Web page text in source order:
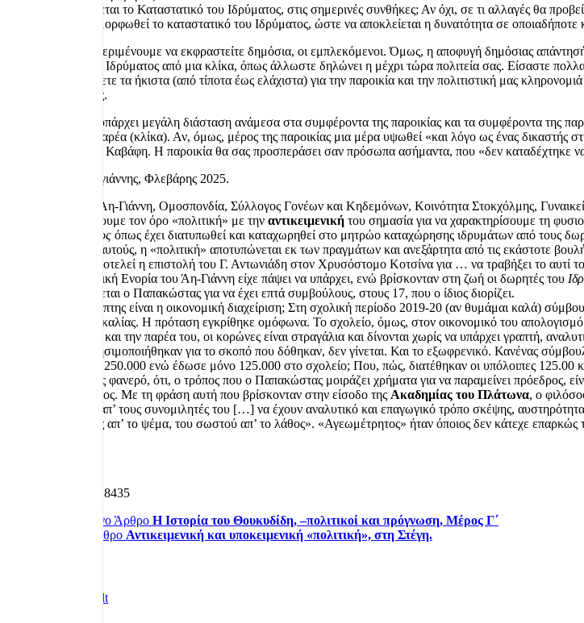
Ανταποκρίνεται το Καταστατικό του Ιδρύματος, στις σημερινές συνθήκες; Αν όχι, σε τι αλλαγές θα
Πως θα διαμορφωθεί το καταστατικό του Ιδρύματος, ώστε να αποκλείεται η δυνατότητα σε οποιαδήποτε
Είναι αφέλεια να περιμένουμε να εκφραστείτε δημόσια, οι εμπλεκόμενοι. Όμως, η αποφυγή δημόσιας
εκμετάλλευση του Ιδρύματος από μια κλίκα, όπως άλλωστε δηλώνει η μέχρι τώρα πολιτεία σας. Είσαστε
σας προβολή. Κάνετε τα ήκιστα (από τίποτα έως ελάχιστα) για την παροικία και την πολιτιστική μας
ιδιοτελείς σκοπούς.
Είναι φανερό, ότι υπάρχει μεγάλη διάσταση ανάμεσα στα συμφέροντα της παροικίας και τα συμφέροντα της
την οποιαδήποτε παρέα (κλίκα). Αν, όμως, μέρος της παροικίας μια μέρα υψωθεί «και λόγο ως ένας
του Οροφέρνη του Καβάφη. Η παροικία θα σας προσπεράσει σαν πρόσωπα ασήμαντα, που «δεν καταδέχτηκε
Παναγιώτης Καλογιάννης, Φλεβάρης 2025.
Ενορία του Άη-Γιάννη, Ομοσπονδία, Σύλλογος Γονέων και Κηδεμόνων, Κοινότητα Στοκχόλμης,
Όταν εκλάβουμε τον όρο «πολιτική» με την αντικειμενική του σημασία για να χαρακτηρίσουμε τη
Ιδρύματος όπως έχει διατυπωθεί και καταχωρηθεί στο μητρώο καταχώρησης ιδρυμάτων από τους
τους όρους αυτούς, η «πολιτική» αποτυπώνεται εκ των πραγμάτων και ανεξάρτητα από τις εκάστοτε
Εξαίρεση αποτελεί η επιστολή του Γ. Αντωνιάδη στον Χρυσόστομο Κοτσίνα για … να τραβήξει το αυτί
Η θρησκευτική Ενορία του Άη-Γιάννη είχε πάψει να υπάρχει, ενώ βρίσκονταν στη ζωή οι δωρητές του
εκμεταλλεύεται ο Παπακώστας για να έχει επτά συμβούλους, στους 17, που ο ίδιος διορίζει.
Πόσο καθρέπτης είναι η οικονομική διαχείριση; Στη σχολική περίοδο 2019-20 (αν θυμάμαι καλά)
έξοδα διδασκαλίας. Η πρόταση εγκρίθηκε ομόφωνα. Το σχολείο, όμως, στον οικονομικό του
Παπακώστα και την παρέα του, οι κορώνες είναι στραγάλια και δίνονται χωρίς να υπάρχει γραπτή,
χρήματα χρησιμοποιήθηκαν για το σκοπό που δόθηκαν, δεν γίνεται. Και το εξωφρενικό. Κανένας
εγκρίθηκαν, 250.000 ενώ έδωσε μόνο 125.000 στο σχολείο; Που, πώς, διατέθηκαν οι υπόλοιπες 125.00
Γίνεται όμως φανερό, ότι, ο τρόπος που ο Παπακώστας μοιράζει χρήματα για να παραμείνει πρόεδρος,
Αγεωμέτρητος. Με τη φράση αυτή που βρίσκονταν στην είσοδο της Ακαδημίας του Πλάτωνα, ο
«απαιτείται απ’ τους συνομιλητές του […] να έχουν αναλυτικό και επαγωγικό τρόπο σκέψης,
της αλήθειας απ’ το ψέμα, του σωστού απ’ το λάθος». «Αγεωμέτρητος» ήταν όποιος δεν κάτεχε επαρκώς
Εμφανίσεις: 8435
Προηγούμενο Άρθρο Η Ιστορία του Θουκυδίδη, –πολιτικοί και πρόγνωση, Μέρος Γ΄
Επόμενο Άρθρο Αντικειμενική και υποκειμενική «πολιτική», στη Στέγη.